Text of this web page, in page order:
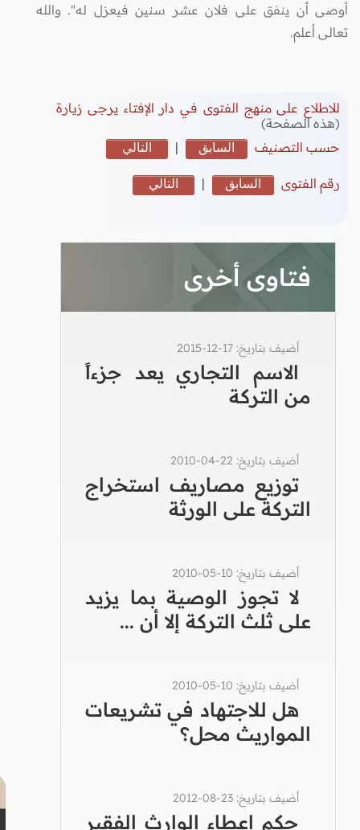
أوصى أن ينفق على فلان عشر سنين فيعزل له". والله
تعالى أعلم.
للاطلاع على منهج الفتوى في دار الإفتاء يرجى زيارة
(هذه الصفحة)
حسب التصنيف
السابق | التالي
رقم الفتوى السابق | التالي
فتاوى أخرى
أضيف بتاريخ: 17-12-2015
الاسم التجاري يعد جزءاً
من التركة
أضيف بتاريخ: 22-04-2010
توزيع مصاريف استخراج
التركة على الورثة
أضيف بتاريخ: 10-05-2010
لا تجوز الوصية بما يزيد
على ثلث التركة إلا أن ...
أضيف بتاريخ: 10-05-2010
هل للاجتهاد في تشريعات
المواريث محل؟
أضيف بتاريخ: 23-08-2012
حكم إعطاء الوارث الفقير